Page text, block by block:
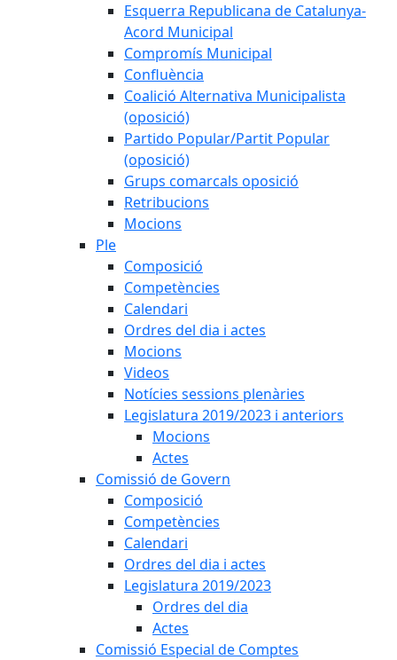
Esquerra Republicana de Catalunya-
Acord Municipal
Compromís Municipal
Confluència
Coalició Alternativa Municipalista
(oposició)
Partido Popular/Partit Popular
(oposició)
Grups comarcals oposició
Retribucions
Mocions
Ple
Composició
Competències
Calendari
Ordres del dia i actes
Mocions
Videos
Notícies sessions plenàries
Legislatura 2019/2023 i anteriors
Mocions
Actes
Comissió de Govern
Composició
Competències
Calendari
Ordres del dia i actes
Legislatura 2019/2023
Ordres del dia
Actes
Comissió Especial de Comptes